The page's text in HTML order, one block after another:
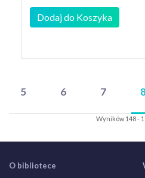
Dodaj do Koszyka
5 6 7
Wyników 148 -
O bibliotece